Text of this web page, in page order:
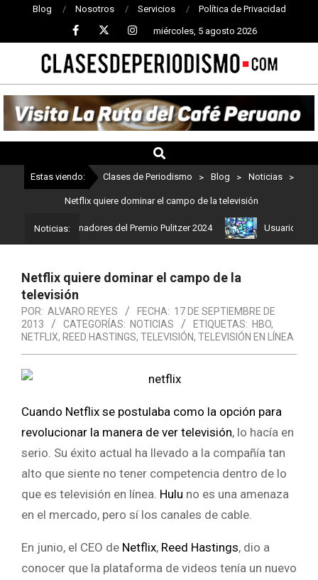
Blog Nosotros Servicios Política de Privacidad
miércoles, 5 agosto 2026
CLASES
DE
PERIODISMO
Estas viendo: Clases de Periodismo > Blog > Noticias >
Netflix quiere dominar el campo de la televisión
Noticias:
son los ganadores del Premio Pulitzer 2024 Usuarios de
Netflix quiere dominar el campo de la
televisión
POR: ALVARO REYES FECHA: 17 DE SEPTIEMBRE DE
2013
CATEGORÍAS: NOTICIAS ETIQUETAS: HBO,
NETFLIX, REED HASTINGS, TELEVISIÓN, TELEVISIÓN EN LÍNEA
Cuando Netflix se postulaba como la opción para
revolucionar la manera de ver televisión, lo hacía en
serio. Su éxito actual ha llevado a la compañía tan
alto que siente no tener competencia dentro de lo
que es televisión en línea. Hulu no es una amenaza
en el mercado, pero sí los canales de cable.
En junio, el CEO de Netflix, Reed Hastings, dio a
conocer que la plataforma de videos tenía un nuevo